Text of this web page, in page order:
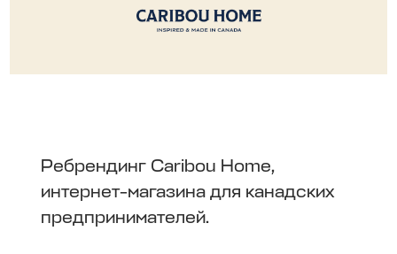
Ребрендинг Caribou Home,
интернет-магазина для канадских
предпринимателей.